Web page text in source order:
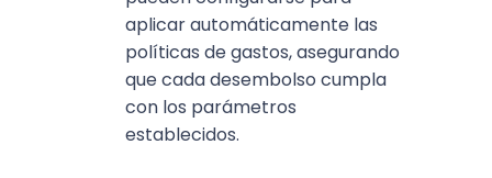
aplicar automáticamente las
políticas de gastos, asegurando
que cada desembolso cumpla
con los parámetros
establecidos.